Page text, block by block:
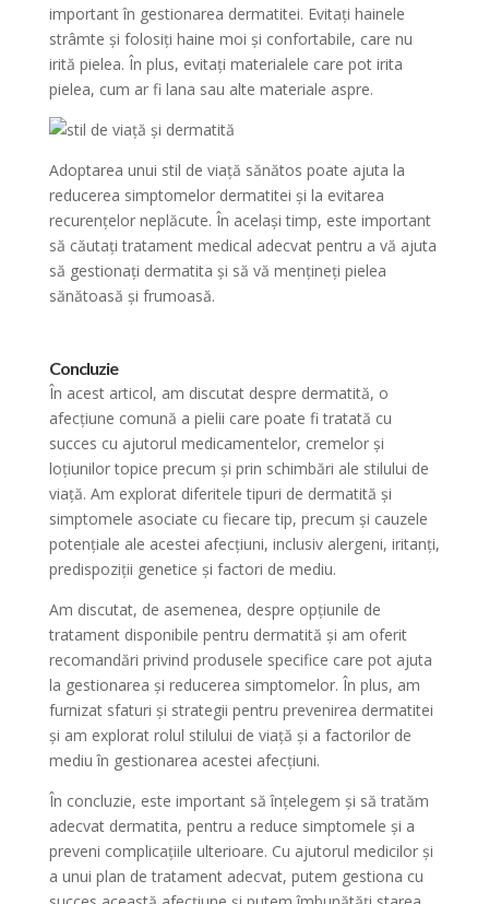
important în gestionarea dermatitei. Evitați hainele
strâmte și folosiți haine moi și confortabile, care nu
irită pielea. În plus, evitați materialele care pot irita
pielea, cum ar fi lana sau alte materiale aspre.
Adoptarea unui stil de viață sănătos poate ajuta la
reducerea simptomelor dermatitei și la evitarea
recurențelor neplăcute. În același timp, este important
să căutați tratament medical adecvat pentru a vă ajuta
să gestionați dermatita și să vă mențineți pielea
sănătoasă și frumoasă.
Concluzie
În acest articol, am discutat despre dermatită, o
afecțiune comună a pielii care poate fi tratată cu
succes cu ajutorul medicamentelor, cremelor și
loțiunilor topice precum și prin schimbări ale stilului de
viață. Am explorat diferitele tipuri de dermatită și
simptomele asociate cu fiecare tip, precum și cauzele
potențiale ale acestei afecțiuni, inclusiv alergeni, iritanți,
predispoziții genetice și factori de mediu.
Am discutat, de asemenea, despre opțiunile de
tratament disponibile pentru dermatită și am oferit
recomandări privind produsele specifice care pot ajuta
la gestionarea și reducerea simptomelor. În plus, am
furnizat sfaturi și strategii pentru prevenirea dermatitei
și am explorat rolul stilului de viață și a factorilor de
mediu în gestionarea acestei afecțiuni.
În concluzie, este important să înțelegem și să tratăm
adecvat dermatita, pentru a reduce simptomele și a
preveni complicațiile ulterioare. Cu ajutorul medicilor și
a unui plan de tratament adecvat, putem gestiona cu